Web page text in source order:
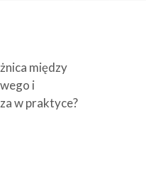
między
i
w praktyce?